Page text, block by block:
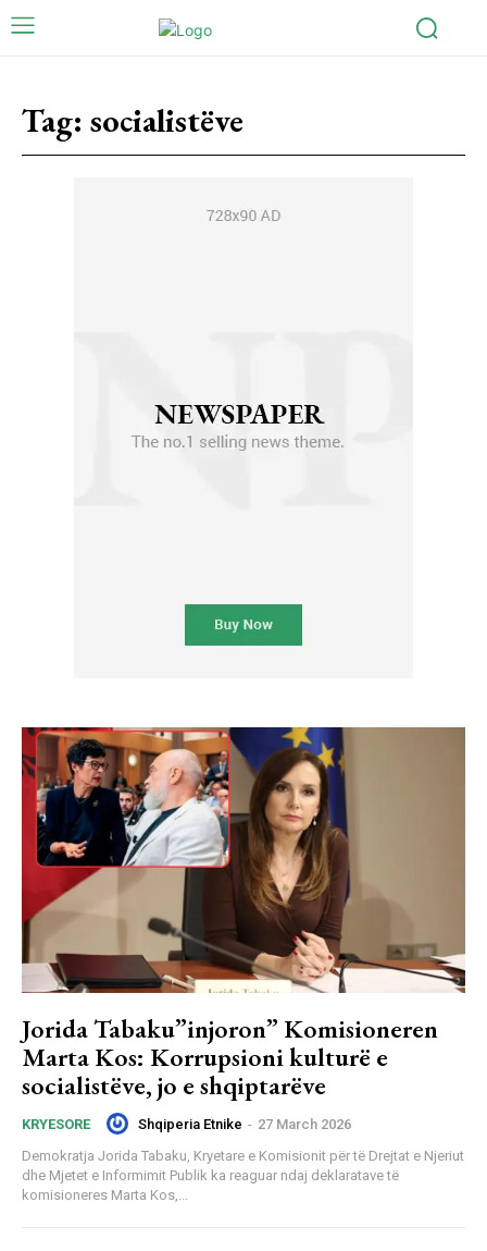
Tag: socialistëve
Jorida Tabaku”injoron” Komisioneren
Marta Kos: Korrupsioni kulturë e
socialistëve, jo e shqiptarëve
KRYESORE Shqiperia Etnike - 27 March 2026
Demokratja Jorida Tabaku, Kryetare e Komisionit për të Drejtat e Njeriut
dhe Mjetet e Informimit Publik ka reaguar ndaj deklaratave të
komisioneres Marta Kos,...